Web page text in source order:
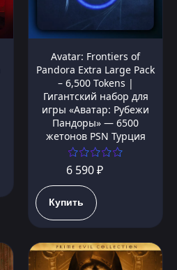
Avatar: Frontiers of
Pandora Extra Large Pack
– 6,500 Tokens |
Гигантский набор для
игры «Аватар: Рубежи
Пандоры» — 6500
жетонов PSN Турция
6 590 ₽
Купить